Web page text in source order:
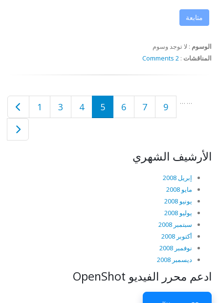
متابعة
الوسوم : لا توجد وسوم
المناقشات :
2 Comments
1 …
3 4 5 6 7 …
9
الأرشيف الشهري
إبريل 2008
مايو 2008
يونيو 2008
يوليو 2008
سبتمبر 2008
أكتوبر 2008
نوفمبر 2008
ديسمبر 2008
ادعم محرر الفيديو OpenShot